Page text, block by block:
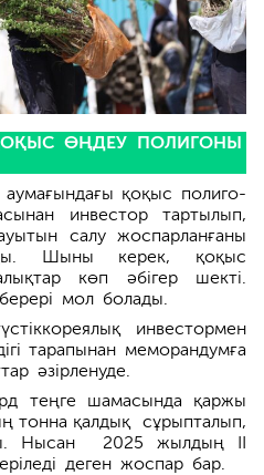
ӨҢДЕУ ПОЛИГОНЫ
қоқыс полиго­
инвес­тор тартылып,
салу жоспарланғаны
Шыны керек, қоқыс
көп әбігер шекті.
мол болады.
инвес­тормен
тарапынан меморандумға
әзірленуде.
теңге шамасында қаржы
тонна қалдық сұрыпталып,
Нысан 2025 жылдың ІІ
деген жоспар бар.